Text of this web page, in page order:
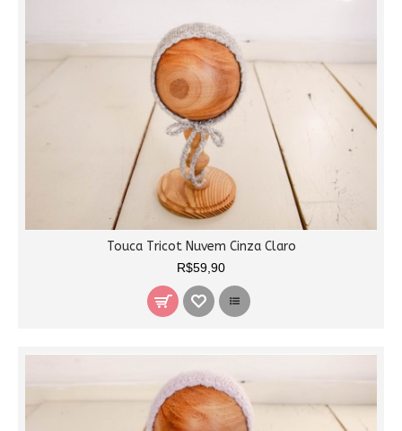
Touca Tricot Nuvem Cinza Claro
R$59,90